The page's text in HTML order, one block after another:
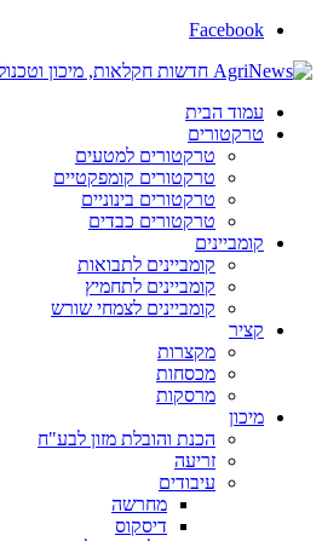
Facebook
עמוד הבית
טרקטורים
טרקטורים למטעים
טרקטורים קומפקטיים
טרקטורים בינוניים
טרקטורים כבדים
קומביינים
קומביינים לתבואות
קומביינים לתחמיץ
קומביינים לצמחי שורש
קציר
מקצרות
מכסחות
מרסקות
מיכון
הכנת והובלת מזון לבע"ח
זריעה
עיבודים
מחרשה
דיסקוס